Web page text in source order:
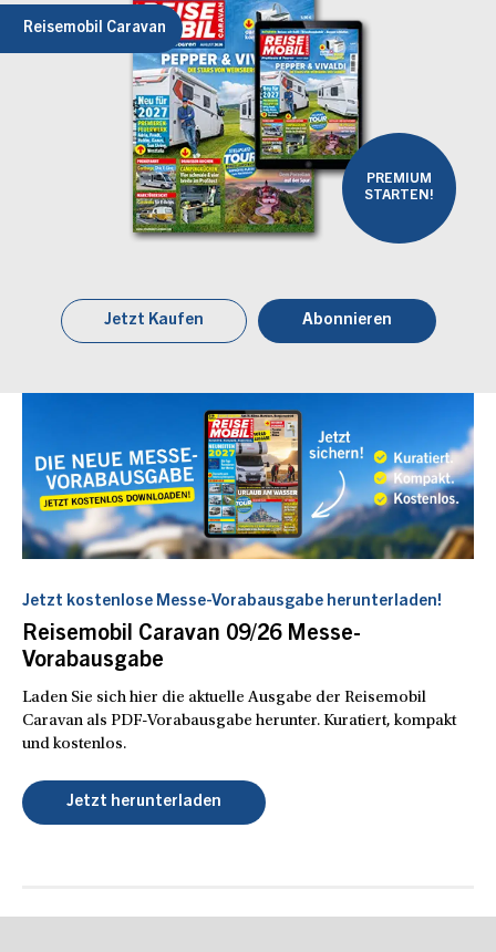
Reisemobil Caravan
PREMIUM
STARTEN!
Jetzt Kaufen Abonnieren
Jetzt kostenlose Messe-Vorabausgabe herunterladen!
Reisemobil Caravan 09/26 Messe-
Vorabausgabe
Laden Sie sich hier die aktuelle Ausgabe der Reisemobil
Caravan als PDF-Vorabausgabe herunter. Kuratiert, kompakt
und kostenlos.
Jetzt herunterladen